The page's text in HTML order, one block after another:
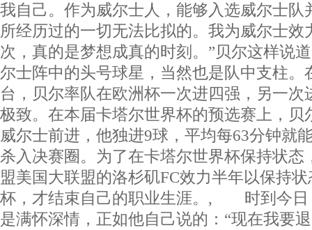
我自己。作为威尔士人，能够入选威尔士队
所经历过的一切无法比拟的。我为威尔士效
次，真的是梦想成真的时刻。”贝尔这样
尔士阵中的头号球星，当然也是队中支柱。
台，贝尔率队在欧洲杯一次进四强，另一次
极致。在本届卡塔尔世界杯的预选赛上，贝
威尔士前进，他独进9球，平均每63分钟就
杀入决赛圈。为了在卡塔尔世界杯保持状态
盟美国大联盟的洛杉矶FC效力半年以保持
杯，才结束自己的职业生涯。, 时到今日
是满怀深情，正如他自己说的：“现在我要